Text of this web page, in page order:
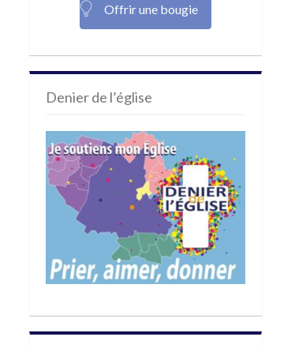
Offrir une bougie
Denier de l’église